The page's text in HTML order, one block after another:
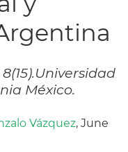
México.
Vázquez, June